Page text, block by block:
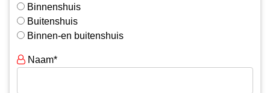
Binnenshuis
Buitenshuis
Binnen-en buitenshuis
Naam*